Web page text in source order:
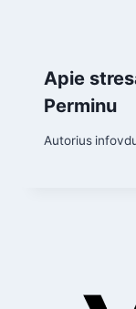
Apie
Perminu
Autorius